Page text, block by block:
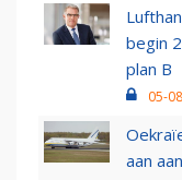
begin
plan B
05-
aan